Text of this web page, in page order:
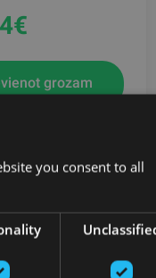
€
grozam
you consent to all